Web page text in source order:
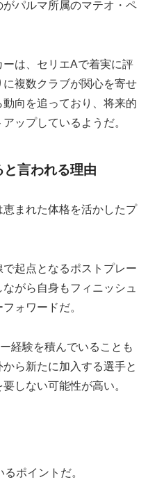
パルマ所属のマテオ・ペ
は、セリエAで着実に評
複数クラブが関心を寄せ
向を追っており、将来的
ップしているようだ。
言われる理由
まれた体格を活かしたプ
起点となるポストプレー
がら自身もフィニッシュ
ォワードだ。
経験を積んでいることも
ら新たに加入する選手と
しない可能性が高い。
ポイントだ。